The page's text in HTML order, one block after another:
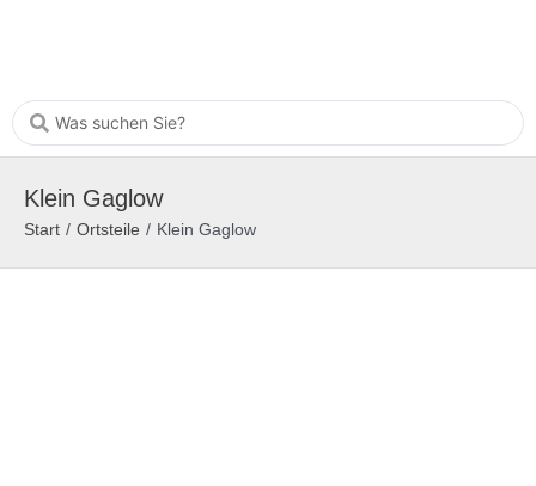
Klein Gaglow
Start / Ortsteile / Klein Gaglow